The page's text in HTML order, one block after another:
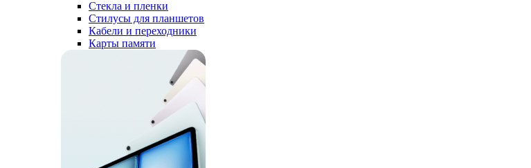
Стекла и пленки
Стилусы для планшетов
Кабели и переходники
Карты памяти